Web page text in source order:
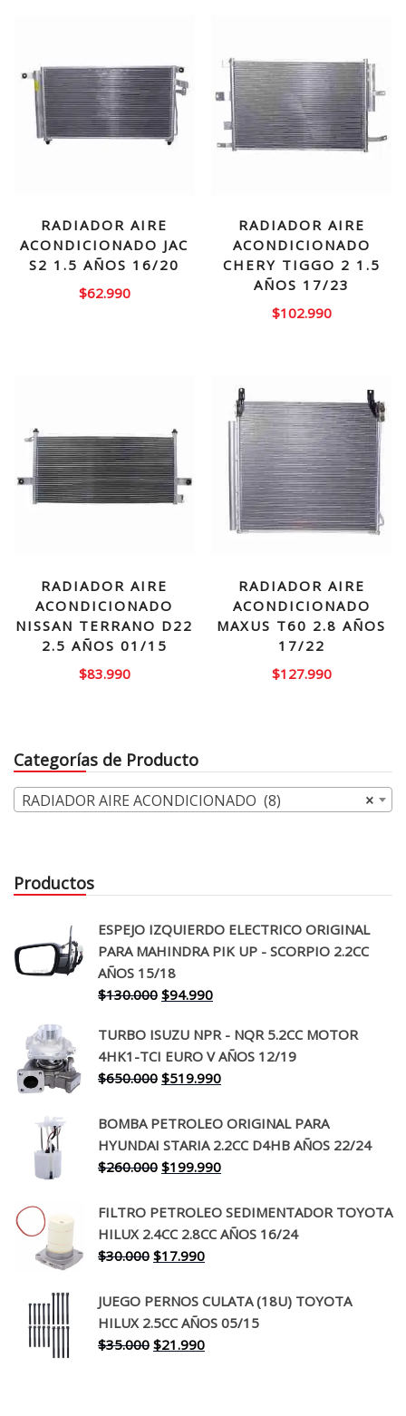
RADIADOR AIRE
ACONDICIONADO JAC
S2 1.5 AÑOS 16/20
$62.990
RADIADOR AIRE
ACONDICIONADO
CHERY TIGGO 2 1.5
AÑOS 17/23
$102.990
RADIADOR AIRE
ACONDICIONADO
NISSAN TERRANO D22
2.5 AÑOS 01/15
$83.990
RADIADOR AIRE
ACONDICIONADO
MAXUS T60 2.8 AÑOS
17/22
$127.990
Categorías de Producto
×
RADIADOR AIRE ACONDICIONADO (8)
Productos
ESPEJO IZQUIERDO ELECTRICO ORIGINAL
PARA MAHINDRA PIK UP - SCORPIO 2.2CC
AÑOS 15/18
$130.000 El
original
era:
$130.000.
$94.990El
actual
es:
$94.990.
TURBO ISUZU NPR - NQR 5.2CC MOTOR
4HK1-TCI EURO V AÑOS 12/19
$650.000 El
original
era:
$650.000.
$519.990El
actual
es:
$519.990.
BOMBA PETROLEO ORIGINAL PARA
HYUNDAI STARIA 2.2CC D4HB AÑOS 22/24
$260.000 El
original
era:
$260.000.
$199.990El
actual
es:
FILTRO PETROLEO SEDIMENTADOR TOYOTA
HILUX 2.4CC 2.8CC AÑOS 16/24
$30.000 El
original
era:
$30.000.
$17.990El
actual
es:
$17.990.
JUEGO PERNOS CULATA (18U) TOYOTA
HILUX 2.5CC AÑOS 05/15
$35.000 El
$21.990El